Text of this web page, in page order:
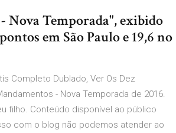
Nova Temporada", exibido
em São Paulo e 19,6 no
Completo Dublado, Ver Os Dez
- Nova Temporada de 2016.
filho. Conteúdo disponível ao público
com o blog não podemos atender ao